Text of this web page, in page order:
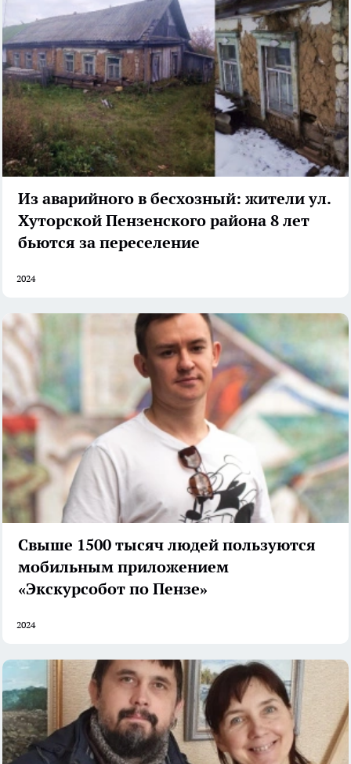
Из аварийного в бесхозный: жители ул.
Хуторской Пензенского района 8 лет
бьются за переселение
2024
Свыше 1500 тысяч людей пользуются
мобильным приложением
«Экскурсобот по Пензе»
2024